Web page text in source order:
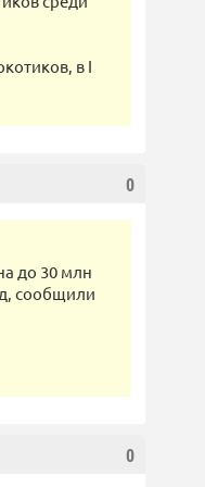
в I
0
до 30 млн
сообщили
0